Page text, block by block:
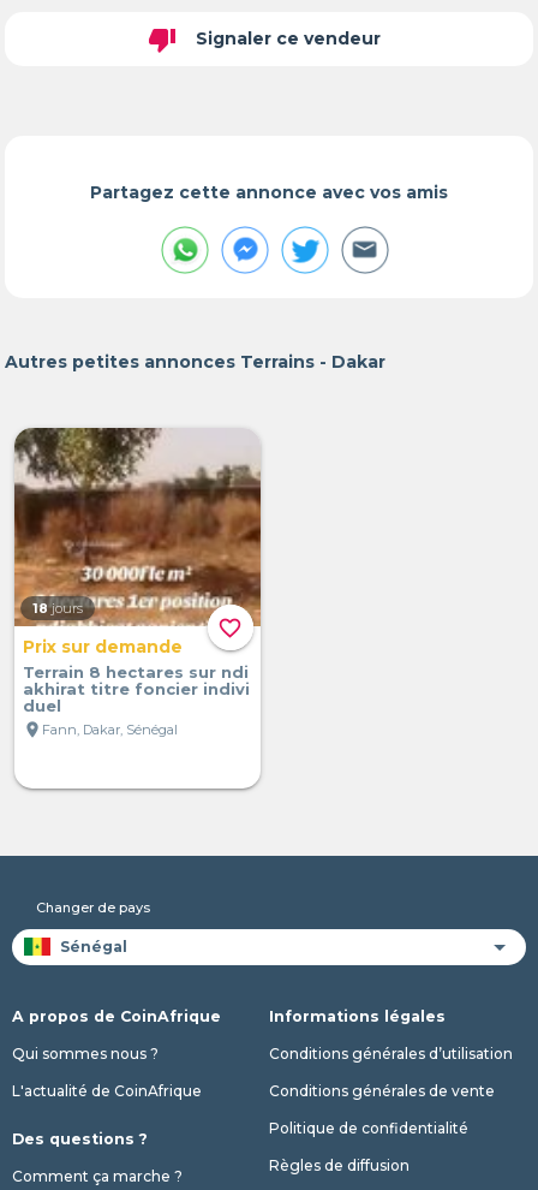
thumb_down Signaler ce vendeur
Partagez cette annonce avec vos amis
Autres petites annonces Terrains - Dakar
favorite_border
18 jours
Prix sur demande
Terrain 8 hectares sur ndi
akhirat titre foncier indivi
duel
location_on Fann, Dakar, Sénégal
Changer de pays
A propos de CoinAfrique
Qui sommes nous ?
L'actualité de CoinAfrique
Des questions ?
Comment ça marche ?
Informations légales
Conditions générales d’utilisation
Conditions générales de vente
Politique de confidentialité
Règles de diffusion